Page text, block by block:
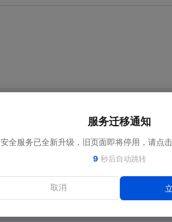
服务迁移通知
安全服务已全新升级，旧页面即将停用，请点击
9 秒后自动跳转
取消